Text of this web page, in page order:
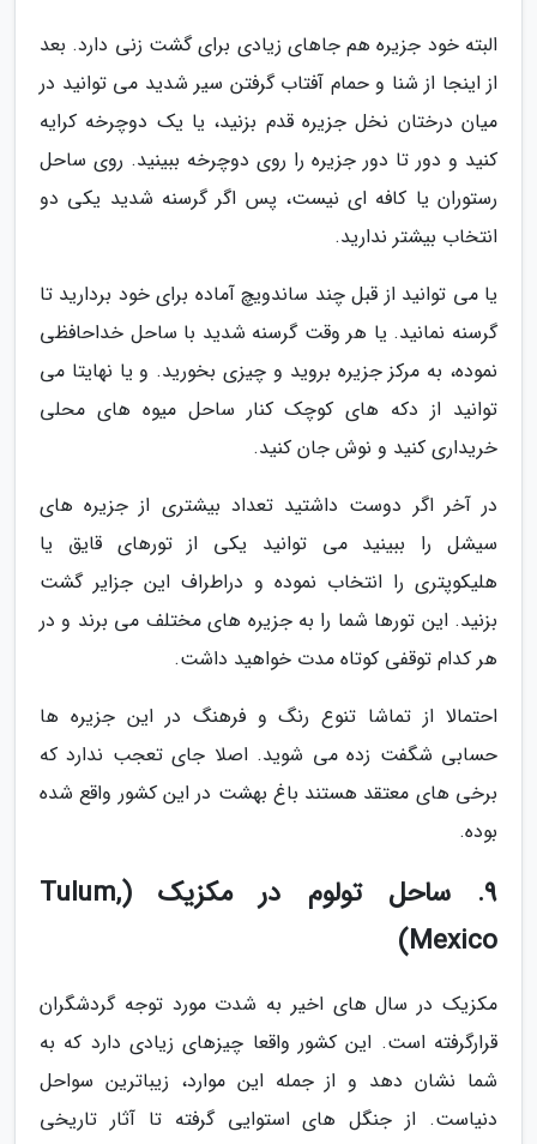
البته خود جزیره هم جاهای زیادی برای گشت زنی دارد. بعد
از اینجا از شنا و حمام آفتاب گرفتن سیر شدید می توانید در
میان درختان نخل جزیره قدم بزنید، یا یک دوچرخه کرایه
کنید و دور تا دور جزیره را روی دوچرخه ببینید. روی ساحل
رستوران یا کافه ای نیست، پس اگر گرسنه شدید یکی دو
انتخاب بیشتر ندارید.
یا می توانید از قبل چند ساندویچ آماده برای خود بردارید تا
گرسنه نمانید. یا هر وقت گرسنه شدید با ساحل خداحافظی
نموده، به مرکز جزیره بروید و چیزی بخورید. و یا نهایتا می
توانید از دکه های کوچک کنار ساحل میوه های محلی
خریداری کنید و نوش جان کنید.
در آخر اگر دوست داشتید تعداد بیشتری از جزیره های
سیشل را ببینید می توانید یکی از تورهای قایق یا
هلیکوپتری را انتخاب نموده و دراطراف این جزایر گشت
بزنید. این تورها شما را به جزیره های مختلف می برند و در
هر کدام توقفی کوتاه مدت خواهید داشت.
احتمالا از تماشا تنوع رنگ و فرهنگ در این جزیره ها
حسابی شگفت زده می شوید. اصلا جای تعجب ندارد که
برخی های معتقد هستند باغ بهشت در این کشور واقع شده
بوده.
9. ساحل تولوم در مکزیک (Tulum,
Mexico)
مکزیک در سال های اخیر به شدت مورد توجه گردشگران
قرارگرفته است. این کشور واقعا چیزهای زیادی دارد که به
شما نشان دهد و از جمله این موارد، زیباترین سواحل
دنیاست. از جنگل های استوایی گرفته تا آثار تاریخی